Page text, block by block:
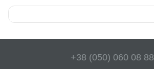
+38 (050) 060 08 88